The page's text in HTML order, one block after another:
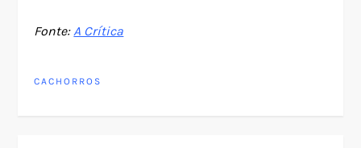
Fonte:A Crítica
CACHORROS